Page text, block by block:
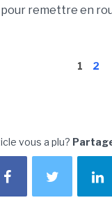
remettre en
1 2
vous a plu?